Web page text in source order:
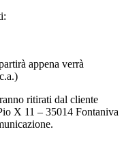
appena verrà
ritirati dal cliente
X 11 – 35014 Fontaniva